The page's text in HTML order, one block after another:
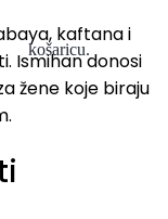
košaricu.
kaftana i
Ismihan donosi
žene koje biraju